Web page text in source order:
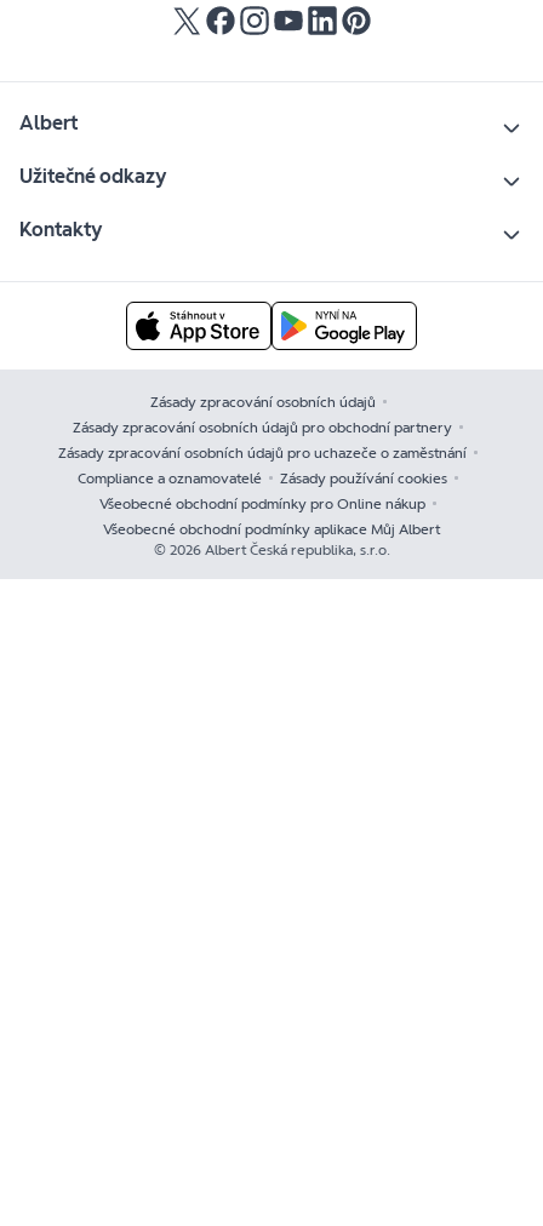
Albert
Užitečné odkazy
Kontakty
Zásady zpracování osobních údajů
Zásady zpracování osobních údajů pro obchodní partnery
Zásady zpracování osobních údajů pro uchazeče o zaměstnání
Compliance a oznamovatelé
Zásady používání cookies
Všeobecné obchodní podmínky pro Online nákup
Všeobecné obchodní podmínky aplikace Můj Albert
© 2026 Albert Česká republika, s.r.o.